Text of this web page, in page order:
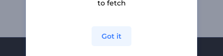
to fetch
Got it